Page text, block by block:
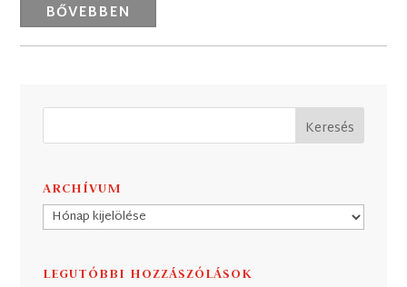
BŐVEBBEN
ARCHÍVUM
Archívum
LEGUTÓBBI HOZZÁSZÓLÁSOK